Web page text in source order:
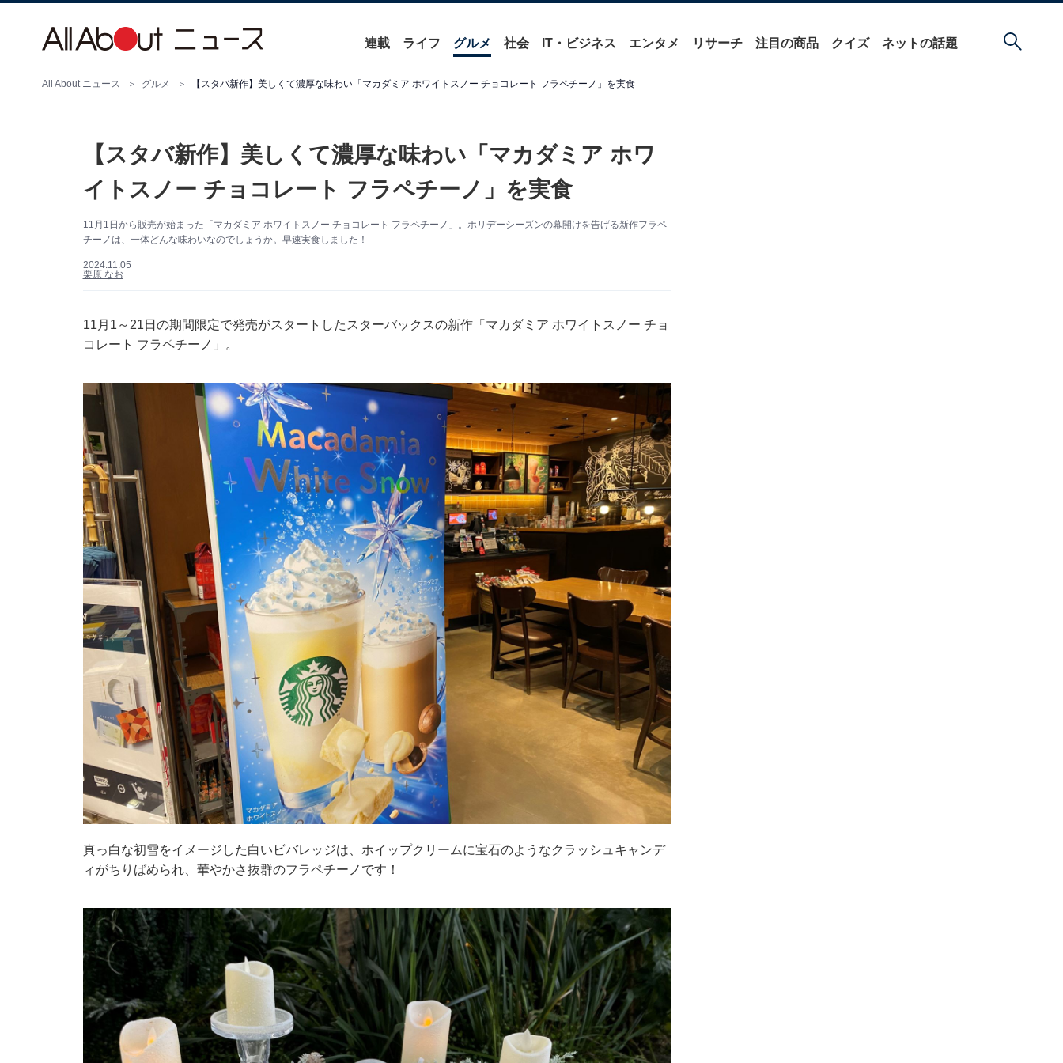
連載 ライフ グルメ 社会 IT・ビジネス エンタメ リサーチ 注目の商品 クイズ ネットの話題
All About ニュース グルメ 【スタバ新作】美しくて濃厚な味わい「マカダミア ホワイトスノー チョコレート フラペチーノ」を実食
【スタバ新作】美しくて濃厚な味わい「マカダミア ホワ
イトスノー チョコレート フラペチーノ」を実食
11月1日から販売が始まった「マカダミア ホワイトスノー チョコレート フラペチーノ」。ホリデーシーズンの幕開けを告げる新作フラペ
チーノは、一体どんな味わいなのでしょうか。早速実食しました！
2024.11.05
栗原 なお
11月1～21日の期間限定で発売がスタートしたスターバックスの新作「マカダミア ホワイトスノー チョ
コレート フラペチーノ」。
真っ白な初雪をイメージした白いビバレッジは、ホイップクリームに宝石のようなクラッシュキャンデ
ィがちりばめられ、華やかさ抜群のフラペチーノです！